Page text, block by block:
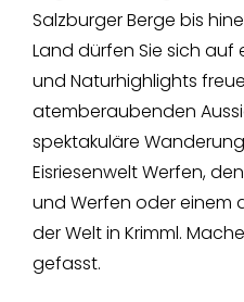
Salzburger Berge bis
Land dürfen Sie sich auf
und Naturhighlights
atemberaubenden
spektakuläre
Eisriesenwelt Werfen,
und Werfen oder einem
der Welt in Krimml.
gefasst.